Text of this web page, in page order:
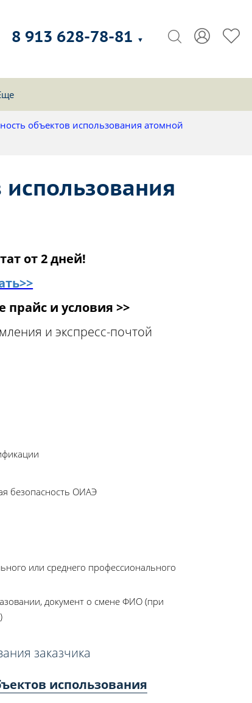
8 913 628-78-81 ▼
объектов использования атомной
от 2 дней!
прайс и условия >>
и экспресс-почтой
безопасность ОИАЭ
или среднего профессионального
документ о смене ФИО (при
заказчика
использования